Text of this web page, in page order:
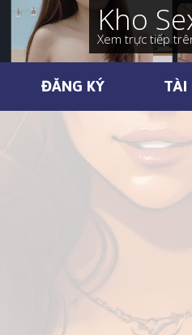
Kho
Xem trực tiếp
ĐĂNG KÝ TÀI